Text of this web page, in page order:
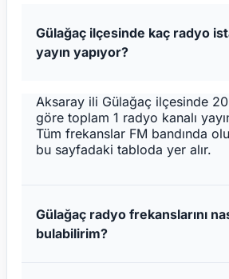
Gülağaç ilçesinde kaç radyo
yayın yapıyor?
Aksaray ili Gülağaç ilçesinde
göre toplam 1 radyo kanalı
Tüm frekanslar FM bandında
bu sayfadaki tabloda yer alır.
Gülağaç radyo frekanslarını
bulabilirim?